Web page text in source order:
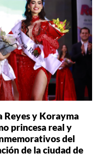
Reyes y Korayma
princesa real y
del
de la ciudad de